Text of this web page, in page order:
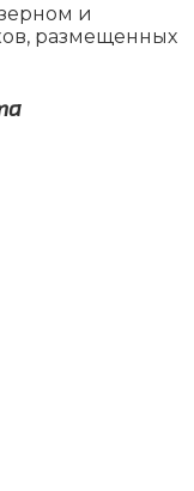
и
размещенных